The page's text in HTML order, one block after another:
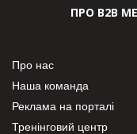
ПРО В2В
Про нас
Наша команда
Реклама на порталі
Тренінговий центр